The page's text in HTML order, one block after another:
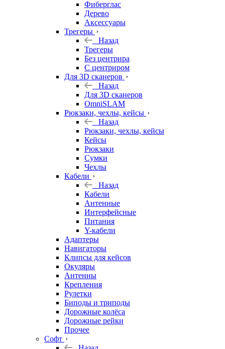
Фиберглас
Дерево
Аксессуары
Трегеры
Назад
Трегеры
Без центрира
С центриром
Для 3D сканеров
Назад
Для 3D сканеров
OmniSLAM
Рюкзаки, чехлы, кейсы
Назад
Рюкзаки, чехлы, кейсы
Кейсы
Рюкзаки
Сумки
Чехлы
Кабели
Назад
Кабели
Антенные
Интерфейсные
Питания
Y-кабели
Адаптеры
Навигаторы
Клипсы для кейсов
Окуляры
Антенны
Крепления
Рулетки
Биподы и триподы
Дорожные колёса
Дорожные рейки
Прочее
Софт